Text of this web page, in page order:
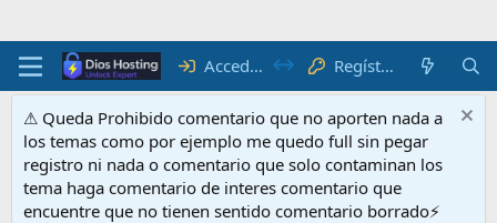
Acceder Regístrate
⚠ Queda Prohibido comentario que no aporten nada a
los temas como por ejemplo me quedo full sin pegar
registro ni nada o comentario que solo contaminan los
tema haga comentario de interes comentario que
encuentre que no tienen sentido comentario borrado⚡